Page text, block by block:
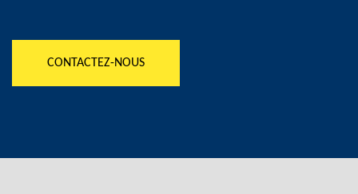
CONTACTEZ-NOUS